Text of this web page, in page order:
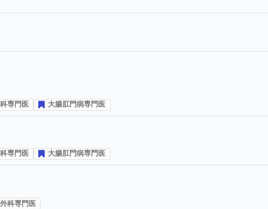
票数
専門医 大腸肛門病専門医
専門医 大腸肛門病専門医
票数
科専門医